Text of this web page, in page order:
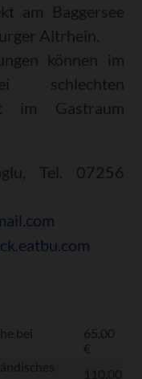
am Baggersee
Altrhein.
können im
schlechten
im Gastraum
Tel. 07256
bei
65,00
€